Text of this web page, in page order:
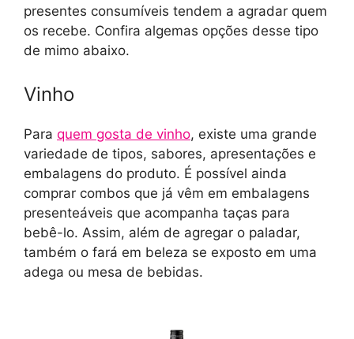
presentes consumíveis tendem a agradar quem
os recebe. Confira algemas opções desse tipo
de mimo abaixo.
Vinho
Para quem gosta de vinho, existe uma grande
variedade de tipos, sabores, apresentações e
embalagens do produto. É possível ainda
comprar combos que já vêm em embalagens
presenteáveis que acompanha taças para
bebê-lo. Assim, além de agregar o paladar,
também o fará em beleza se exposto em uma
adega ou mesa de bebidas.